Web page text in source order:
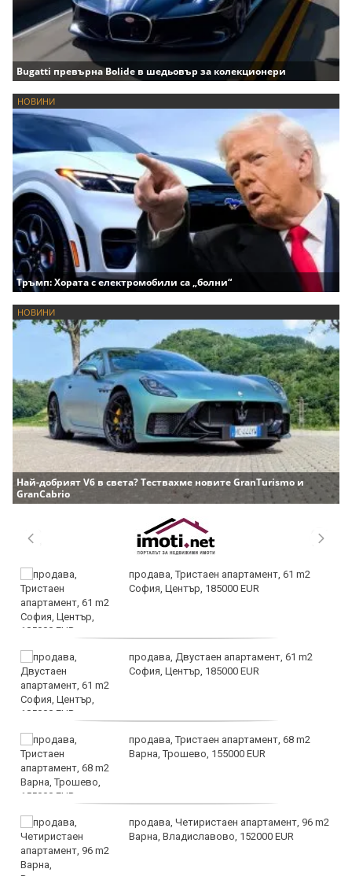
Bugatti превърна Bolide в шедьовър за колекционери
НОВИНИ
Тръмп: Хората с електромобили са „болни“
НОВИНИ
Най-добрият V6 в света? Тествахме новите GranTurismo и
GranCabrio
продава, Тристаен апартамент, 61 m2
София, Център, 185000 EUR
продава, Двустаен апартамент, 61 m2
София, Център, 185000 EUR
продава, Тристаен апартамент, 68 m2
Варна, Трошево, 155000 EUR
продава, Четиристаен апартамент, 96 m2
Варна, Владиславово, 152000 EUR